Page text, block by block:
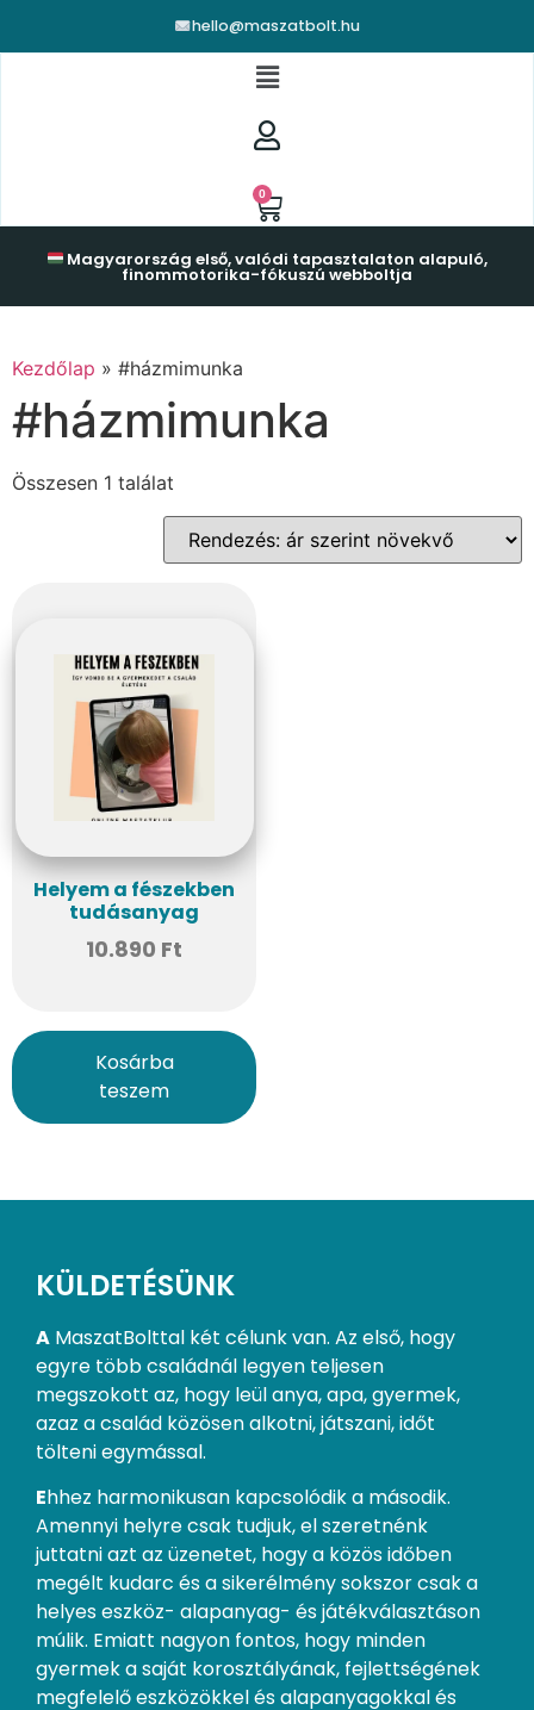
hello@maszatbolt.hu
0
Magyarország első, valódi tapasztalaton alapuló,
finommotorika-fókuszú webboltja
Kezdőlap » #házmimunka
#házmimunka
Összesen 1 találat
Helyem a fészekben
tudásanyag
10.890 Ft
Kosárba
teszem
KÜLDETÉSÜNK
A MaszatBolttal két célunk van. Az első, hogy
egyre több családnál legyen teljesen
megszokott az, hogy leül anya, apa, gyermek,
azaz a család közösen alkotni, játszani, időt
tölteni egymással.
Ehhez harmonikusan kapcsolódik a második.
Amennyi helyre csak tudjuk, el szeretnénk
juttatni azt az üzenetet, hogy a közös időben
megélt kudarc és a sikerélmény sokszor csak a
helyes eszköz- alapanyag- és játékválasztáson
múlik. Emiatt nagyon fontos, hogy minden
gyermek a saját korosztályának, fejlettségének
megfelelő eszközökkel és alapanyagokkal és